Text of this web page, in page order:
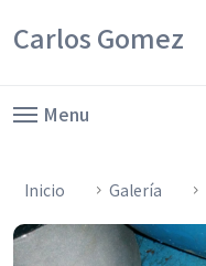
Carlos Gomez
Menu
Inicio Galería